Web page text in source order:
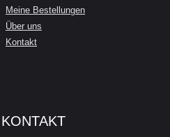
Meine Bestellungen
Über uns
Kontakt